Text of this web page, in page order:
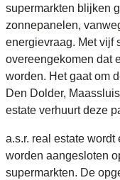
supermarkten blijken
zonnepanelen,
energievraag. Met vijf
overeengekomen dat
worden. Het gaat om
Den Dolder,
estate verhuurt deze
a.s.r. real estate
worden aangesloten
supermarkten. De